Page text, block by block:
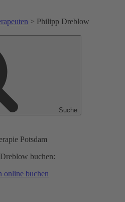
> Philipp Dreblow
Suche
buchen:
online buchen